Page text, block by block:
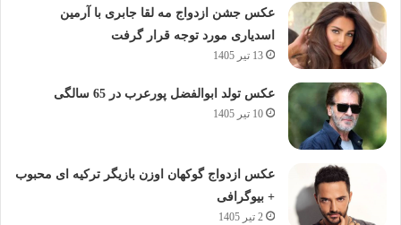
عکس جشن ازدواج مه لقا جابری با آرمین
اسدیاری مورد توجه قرار گرفت
13 تیر 1405
عکس تولد ابوالفضل پورعرب در 65 سالگی
10 تیر 1405
عکس ازدواج گوکهان اوزن بازیگر ترکیه ای محبوب
+ بیوگرافی
2 تیر 1405